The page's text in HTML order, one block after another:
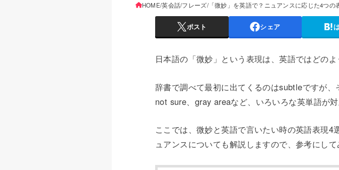
HOME 英会話 フレーズ 「微妙」を英語で？ニュアンスに応じた4つの
ポスト シェア
日本語の「微妙」という表現は、英語ではどの
辞書で調べて最初に出てくるのはsubtleですが、
not sure、gray areaなど、いろいろな英単語が対
ここでは、微妙と英語で言いたい時の英語表現
ュアンスについても解説しますので、参考にして